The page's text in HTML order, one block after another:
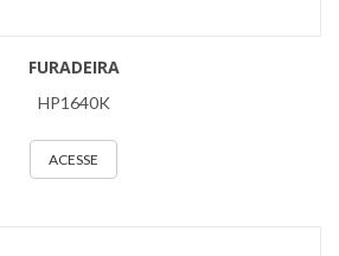
FURADEIRA
HP1640K
ACESSE